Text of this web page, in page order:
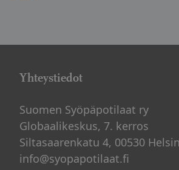
Yhteystiedot
Suomen Syöpäpotilaat ry
Globaalikeskus, 7. kerros
Siltasaarenkatu 4, 00530
info@syopapotilaat.fi